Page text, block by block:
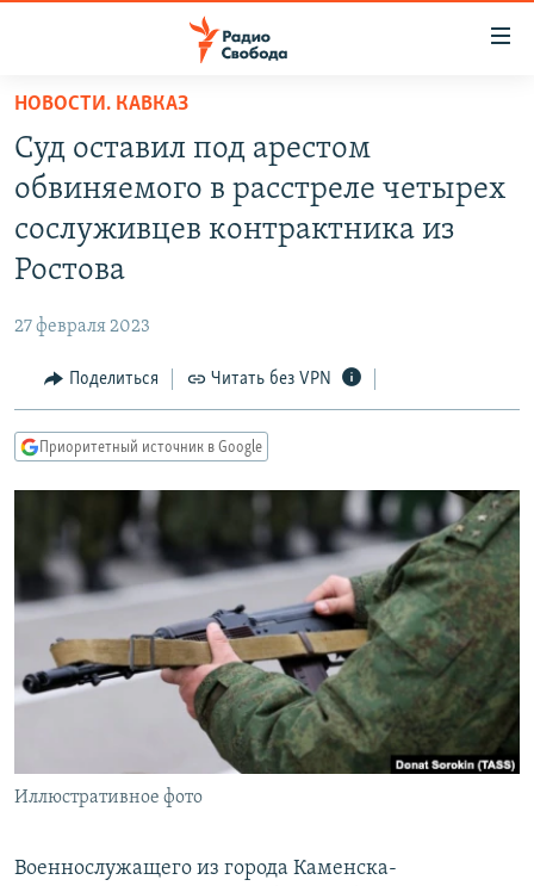
упрощенного
доступа
Вернуться
основному
содержанию
навигации
Вернутся
ПОДКАСТЫ
ЦИТАТЫ СВОБОДЫ
КУЛЬТУРА
IDEL.РЕАЛИИ
КАВКАЗ.РЕАЛИИ
СИБИРЬ.РЕАЛИИ
РАСПИСАНИЕ ВЕЩАНИЯ
ПОДПИШИТЕСЬ НА РАССЫЛКУ
СОЦИАЛЬНЫЕ СЕТИ
НОВОСТИ. КАВКАЗ
Суд оставил под арестом
обвиняемого в расстреле четырех
сослуживцев контрактника из
Ростова
27 февраля 2023
Поделиться Читать без VPN
Приоритетный источник в Google
Иллюстративное фото
Военнослужащего из города Каменска-